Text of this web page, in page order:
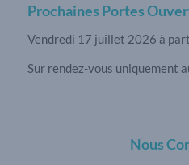
Prochaines Portes
Vendredi 17 juillet 2026 à
Sur rendez-vous uniquement
Nous